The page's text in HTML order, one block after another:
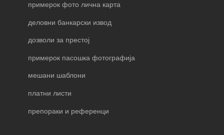
примерок фото лична карта
деловни банкарски извод
дозволи за престој
примерок пасошка фотографија
мешани шаблони
платни листи
препораки и референци